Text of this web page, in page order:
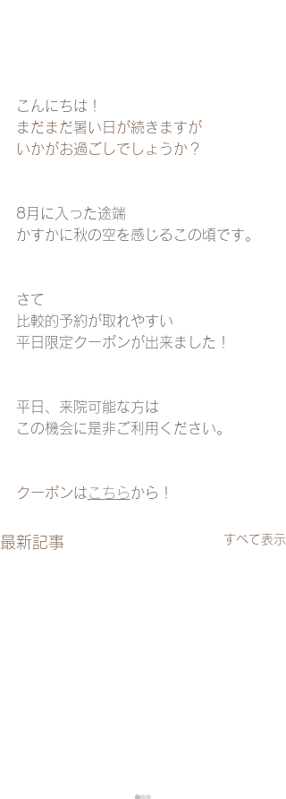
こんにちは！
まだまだ暑い日が続きますが
いかがお過ごしでしょうか？
8月に入った途端
かすかに秋の空を感じるこの頃です。
さて
比較的予約が取れやすい
平日限定クーポンが出来ました！
平日、来院可能な方は
この機会に是非ご利用ください。
クーポンはこちらから！
最新記事 すべて表示